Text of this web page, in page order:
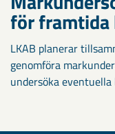
för framtida
LKAB planerar
genomföra
undersöka